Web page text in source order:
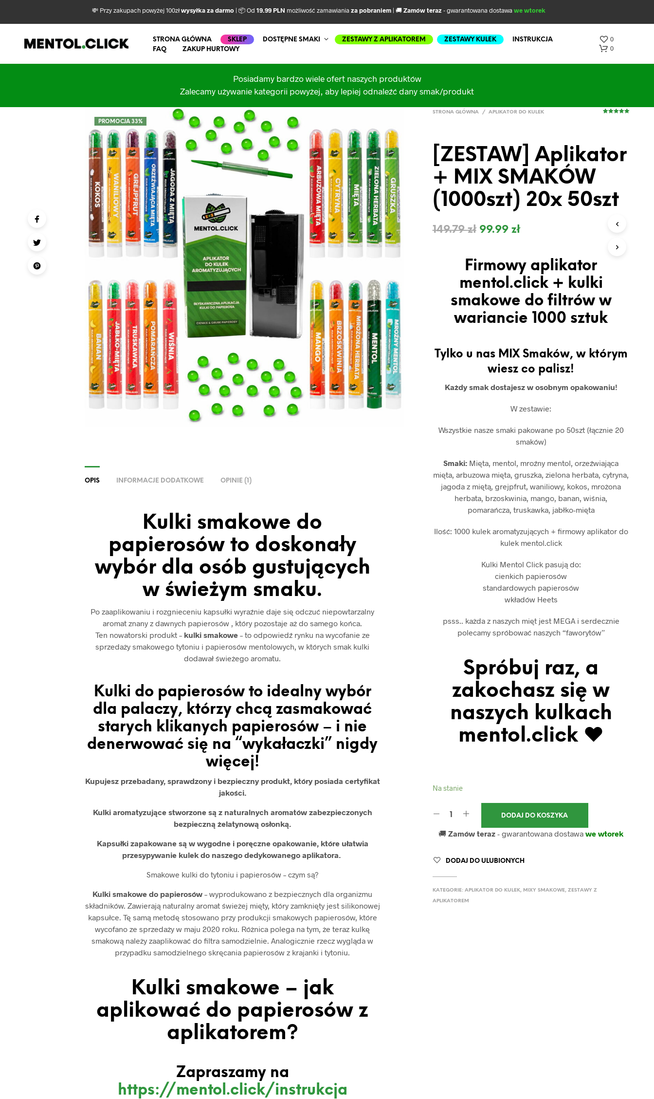
💸 Przy zakupach powyżej 100złwysyłka za darmo| 📦 Od 19.99 PLN możliwość zamawiania za pobraniem| 🚚Zamów teraz - gwarantowana dostawa we wtorek
STRONA GŁÓWNA SKLEP DOSTĘPNE SMAKI ZESTAWY Z APLIKATOREM ZESTAWY KULEK
INSTRUKCJA
FAQ
ZAKUP HURTOWY
0
0
.
Posiadamy bardzo wiele ofert naszych produktów
Zalecamy używanie kategorii powyżej, aby lepiej odnaleźć dany smak/produkt
PROMOCJA 33%
STRONA GŁÓWNA / APLIKATOR DO KULEK
[ZESTAW] Aplikator
+ MIX SMAKÓW
(1000szt) 20x 50szt
149.79zł 99.99 zł
Firmowy aplikator
mentol.click + kulki
smakowe do filtrów w
wariancie 1000 sztuk
Tylko u nas MIX Smaków, w którym
wiesz co palisz!
Każdy smak dostajesz w osobnym opakowaniu!
W zestawie:
Wszystkie nasze smaki pakowane po 50szt (łącznie 20
smaków)
Smaki: Mięta, mentol, mroźny mentol, orzeźwiająca
mięta, arbuzowa mięta, gruszka, zielona herbata, cytryna,
jagoda z miętą, grejpfrut, waniliowy, kokos, mrożona
herbata, brzoskwinia, mango, banan, wiśnia,
pomarańcza, truskawka, jabłko-mięta
Ilość: 1000 kulek aromatyzujących + firmowy aplikator do
kulek mentol.click
Kulki Mentol Click pasują do:
cienkich papierosów
standardowych papierosów
wkładów Heets
psss.. każda z naszych mięt jest MEGA i serdecznie
polecamy spróbować naszych “faworytów”
Spróbuj raz, a
zakochasz się w
naszych kulkach
mentol.click ♥
Na stanie
DODAJ DO KOSZYKA
🚚Zamów teraz - gwarantowana dostawawe wtorek
DODAJ DO ULUBIONYCH
KATEGORIE: APLIKATOR DO KULEK, MIXY SMAKOWE, ZESTAWY Z
APLIKATOREM
OPIS INFORMACJE DODATKOWE OPINIE (1)
Kulki smakowe do
papierosów to doskonały
wybór dla osób gustujących
w świeżym smaku.
Po zaaplikowaniu i rozgnieceniu kapsułki wyraźnie daje się odczuć niepowtarzalny
aromat znany z dawnych papierosów , który pozostaje aż do samego końca.
Ten nowatorski produkt – kulki smakowe– to odpowiedź rynku na wycofanie ze
sprzedaży smakowego tytoniu i papierosów mentolowych, w których smak kulki
dodawał świeżego aromatu.
Kulki do papierosów to idealny wybór
dla palaczy, którzy chcą zasmakować
starych klikanych papierosów – i nie
denerwować się na “wykałaczki” nigdy
więcej!
Kupujesz przebadany, sprawdzony i bezpieczny produkt, który posiada certyfikat
jakości.
Kulki aromatyzujące stworzone są z naturalnych aromatów zabezpieczonych
bezpieczną żelatynową osłonką.
Kapsułki zapakowane są w wygodne i poręczne opakowanie, które ułatwia
przesypywanie kulek do naszego dedykowanego aplikatora.
Smakowe kulki do tytoniu i papierosów – czym są?
Kulki smakowe do papierosów – wyprodukowano z bezpiecznych dla organizmu
składników. Zawierają naturalny aromat świeżej mięty, który zamknięty jest silikonowej
kapsułce. Tę samą metodę stosowano przy produkcji smakowych papierosów, które
wycofano ze sprzedaży w maju 2020 roku. Różnica polega na tym, że teraz kulkę
smakową należy zaaplikować do filtra samodzielnie. Analogicznie rzecz wygląda w
przypadku samodzielnego skręcania papierosów z krajanki i tytoniu.
Kulki smakowe – jak
aplikować do papierosów z
aplikatorem?
Zapraszamy na
https://mentol.click/instrukcja